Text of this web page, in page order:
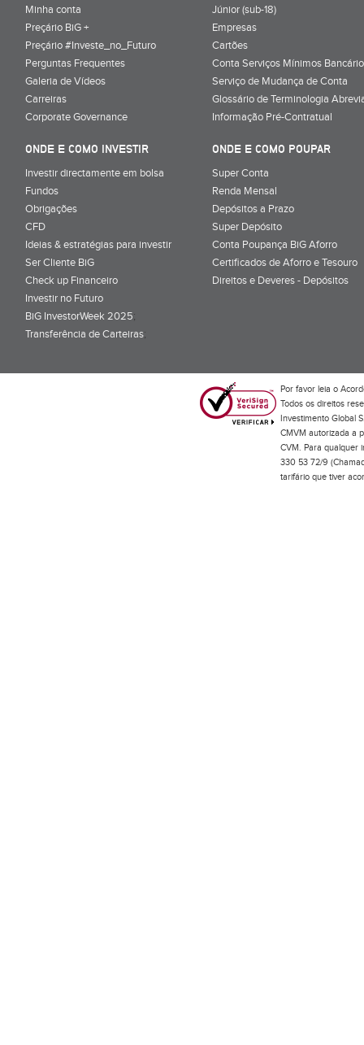
Minha conta
Preçário BiG +
Preçário #Investe_no_Futuro
Perguntas Frequentes
Galeria de Vídeos
Carreiras
Corporate Governance
Júnior (sub-18)
Empresas
Cartões
Conta Serviços Mínimos
Serviço de Mudança de Conta
Glossário de Terminologia
Informação Pré-Contratual
ONDE E COMO INVESTIR
Investir directamente em bolsa
Fundos
Obrigações
CFD
Ideias & estratégias para investir
Ser Cliente BiG
Check up Financeiro
Investir no Futuro
BiG InvestorWeek 2025;
Transferência de Carteiras;
ONDE E COMO POUPAR
Super Conta
Renda Mensal
Depósitos a Prazo
Super Depósito
Conta Poupança BiG Aforro
Certificados de Aforro e Tesouro
Direitos e Deveres - Depósitos
Por favor leia o
Todos os direitos
Investimento Global
CMVM autorizada a
CVM. Para qualquer
330 53 72/9
tarifário que tiver